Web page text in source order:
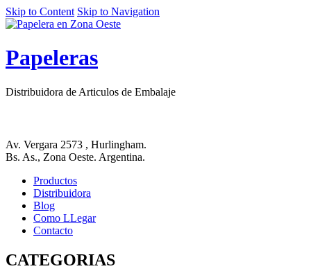
Skip to Content Skip to Navigation
Papeleras
Distribuidora de Articulos de Embalaje
Av. Vergara 2573 , Hurlingham.
Bs. As., Zona Oeste. Argentina.
Productos
Distribuidora
Blog
Como LLegar
Contacto
CATEGORIAS